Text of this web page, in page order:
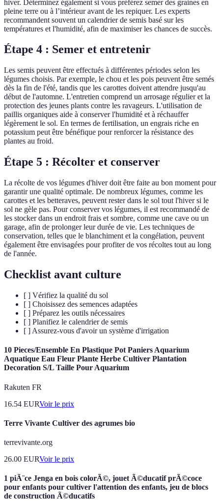
hiver. Déterminez également si vous préférez semer des graines en
pleine terre ou à l’intérieur avant de les repiquer. Les experts
recommandent souvent un calendrier de semis basé sur les
températures et l'humidité, afin de maximiser les chances de succès.
Étape 4 : Semer et entretenir
Les semis peuvent être effectués à différentes périodes selon les
légumes choisis. Par exemple, le chou et les pois peuvent être semés
dès la fin de l'été, tandis que les carottes doivent attendre jusqu'au
début de l'automne. L'entretien comprend un arrosage régulier et la
protection des jeunes plants contre les ravageurs. L'utilisation de
paillis organiques aide à conserver l'humidité et à réchauffer
légèrement le sol. En termes de fertilisation, un engrais riche en
potassium peut être bénéfique pour renforcer la résistance des
plantes au froid.
Étape 5 : Récolter et conserver
La récolte de vos légumes d'hiver doit être faite au bon moment pour
garantir une qualité optimale. De nombreux légumes, comme les
carottes et les betteraves, peuvent rester dans le sol tout l'hiver si le
sol ne gèle pas. Pour conserver vos légumes, il est recommandé de
les stocker dans un endroit frais et sombre, comme une cave ou un
garage, afin de prolonger leur durée de vie. Les techniques de
conservation, telles que le blanchiment et la congélation, peuvent
également être envisagées pour profiter de vos récoltes tout au long
de l'année.
Checklist avant culture
[ ] Vérifiez la qualité du sol
[ ] Choisissez des semences adaptées
[ ] Préparez les outils nécessaires
[ ] Planifiez le calendrier de semis
[ ] Assurez-vous d'avoir un système d'irrigation
10 Pieces/Ensemble En Plastique Pot Paniers Aquarium
Aquatique Eau Fleur Plante Herbe Cultiver Plantation
Decoration S/L Taille Pour Aquarium
Rakuten FR
16.54 EURVoir le prix
Terre Vivante Cultiver des agrumes bio
terrevivante.org
26.00 EURVoir le prix
1 piÃ¨ce Jenga en bois colorÃ©, jouet Ã©ducatif prÃ©coce
pour enfants pour cultiver l'attention des enfants, jeu de blocs
de construction Ã©ducatifs